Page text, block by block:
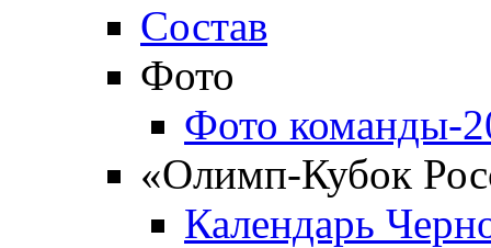
Состав
Фото
Фото команды-
«Олимп-Кубок
Календарь